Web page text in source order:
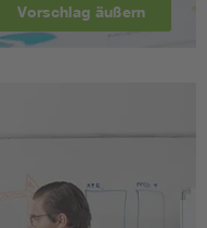
Vorschlag äußern